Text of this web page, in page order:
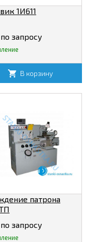
1И611
запросу
В корзину
патрона
запросу